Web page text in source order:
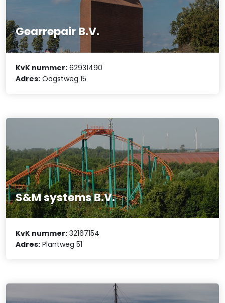
Gearrepair B.V.
KvK nummer: 62931490
Adres: Oogstweg 15
S&M systems B.V.
KvK nummer: 32167154
Adres: Plantweg 51